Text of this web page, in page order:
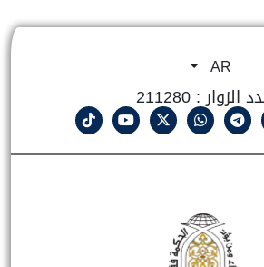
AR
الزوار : 211280